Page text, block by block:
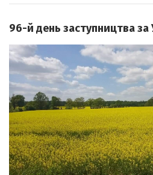
96-й день заступництва за